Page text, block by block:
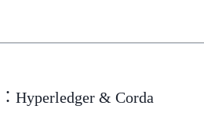
Hyperledger & Corda